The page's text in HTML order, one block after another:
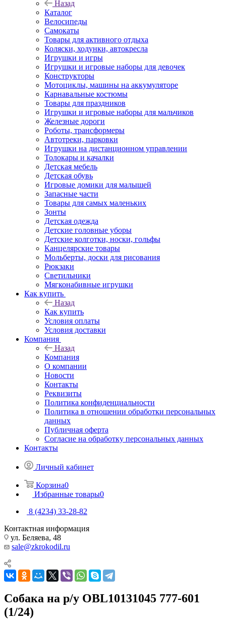
Назад
Каталог
Велосипеды
Самокаты
Товары для активного отдыха
Коляски, ходунки, автокресла
Игрушки и игры
Игрушки и игровые наборы для девочек
Конструкторы
Мотоциклы, машины на аккумуляторе
Карнавальные костюмы
Товары для праздников
Игрушки и игровые наборы для мальчиков
Железные дороги
Роботы, трансформеры
Автотреки, парковки
Игрушки на дистанционном управлении
Толокары и качалки
Детская мебель
Детская обувь
Игровые домики для малышей
Запасные части
Товары для самых маленьких
Зонты
Детская одежда
Детские головные уборы
Детские колготки, носки, гольфы
Канцелярские товары
Мольберты, доски для рисования
Рюкзаки
Светильники
Мягконабивные игрушки
Как купить
Назад
Как купить
Условия оплаты
Условия доставки
Компания
Назад
Компания
О компании
Новости
Контакты
Реквизиты
Политика конфиденциальности
Политика в отношении обработки персональных
данных
Публичная оферта
Согласие на обработку персональных данных
Контакты
Личный кабинет
Корзина0
Избранные товары0
8 (4234) 33-28-82
Контактная информация
ул. Беляева, 48
sale@zkrokodil.ru
Собака на р/у OBL10131045 777-601
(1/24)